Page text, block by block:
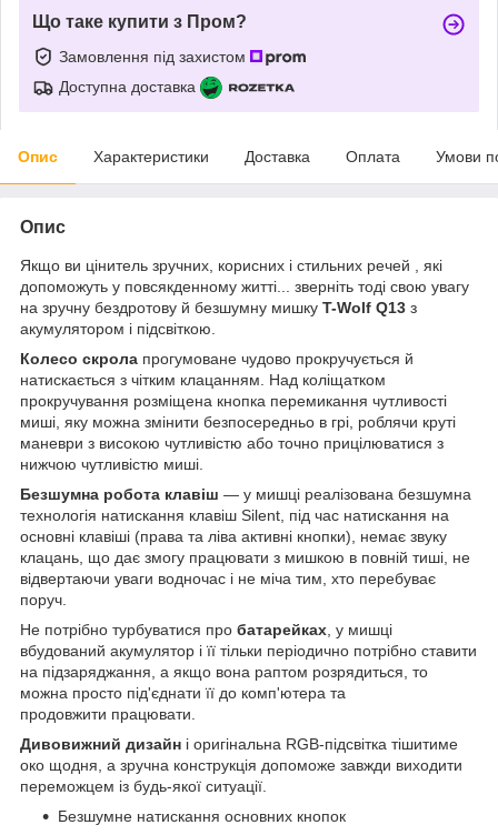
Що таке купити з Пром?
Замовлення під захистом
Доступна доставка
Опис Характеристики Доставка Оплата Умови
Опис
Якщо ви цінитель зручних, корисних і стильних речей , які
допоможуть у повсякденному житті... зверніть тоді свою увагу
на зручну бездротову й безшумну мишку T-Wolf Q13 з
акумулятором і підсвіткою
Колесо скрола прогумоване чудово прокручується й
натискається з чітким клацанням. Над коліщатком
прокручування розміщена кнопка перемикання чутливості
миші, яку можна змінити безпосередньо в грі, роблячи круті
маневри з високою чутливістю або точно прицілюватися з
нижчою чутливістю миші.
Безшумна робота клавіш — у мишці реалізована безшумна
технологія натискання клавіш Silent, під час натискання на
основні клавіші (права та ліва активні кнопки), немає звуку
клацань, що дає змогу працювати з мишкою в повній тиші, не
відвертаючи уваги водночас і не міча тим, хто перебуває
поруч.
Не потрібно турбуватися про батарейках , у мишці
вбудований акумулятор і її тільки періодично потрібно ставити
на підзаряджання, а якщо вона раптом розрядиться, то
можна просто під'єднати її до комп'ютера та
продовжити працювати.
Дивовижний дизайн і оригінальна RGB-підсвітка тішитиме
око щодня, а зручна конструкція допоможе завжди виходити
переможцем із будь-якої ситуації.
Безшумне натискання основних кнопок